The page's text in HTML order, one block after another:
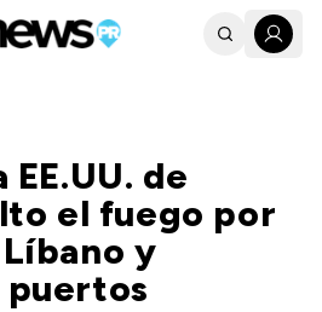
EE.UU. de
el fuego por
y
puertos